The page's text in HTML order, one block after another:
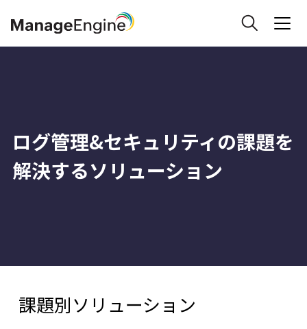
ログ管理&セキュリティの課題を
解決するソリューション
課題別ソリューション